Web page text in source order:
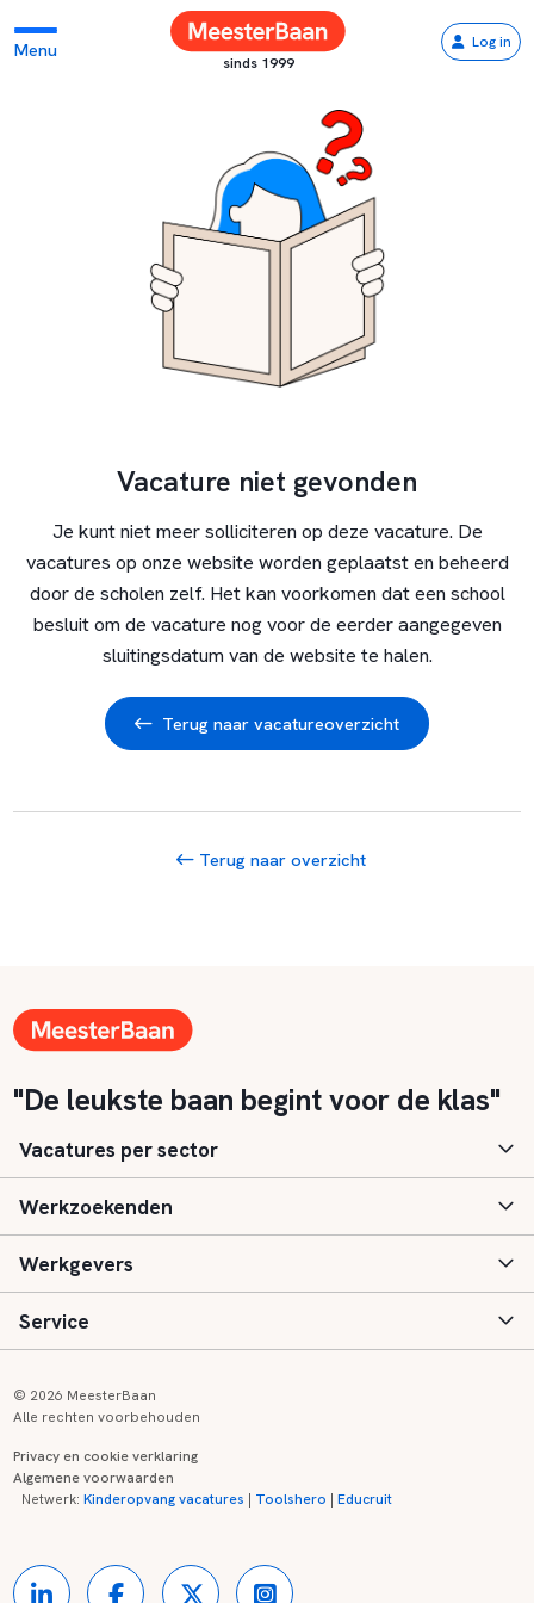
Menu
sinds 1999
Log in
Vacature niet gevonden
Je kunt niet meer solliciteren op deze vacature. De
vacatures op onze website worden geplaatst en beheerd
door de scholen zelf. Het kan voorkomen dat een school
besluit om de vacature nog voor de eerder aangegeven
sluitingsdatum van de website te halen.
Terug naar vacatureoverzicht
Terug naar overzicht
"De leukste baan begint voor de klas"
Vacatures per sector
Basisonderwijs
Speciaal (basis) onderwijs
Voortgezet onderwijs
Kinderopvang
Werkzoekenden
Aanmelden
Vacatures
Zij-instroom informatie
Werkgevers
Inloggen
Registreren
Service
Onderwijs links
© 2026 MeesterBaan
Alle rechten voorbehouden
Privacy en cookie verklaring
Algemene voorwaarden
Netwerk:Kinderopvang vacatures | Toolshero |Educruit